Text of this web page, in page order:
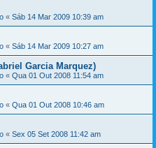
« Sáb 14 Mar 2009 10:39 am
« Sáb 14 Mar 2009 10:27 am
Garcia Marquez)
« Qua 01 Out 2008 11:54 am
« Qua 01 Out 2008 10:46 am
« Sex 05 Set 2008 11:42 am